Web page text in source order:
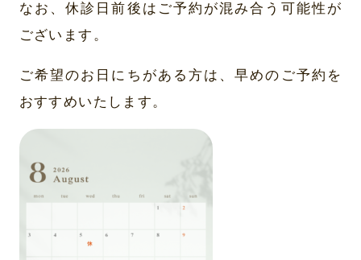
なお、休診日前後はご予約が混み合う可能性が
ございます。
ご希望のお日にちがある方は、早めのご予約を
おすすめいたします。